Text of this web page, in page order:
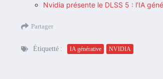
Nvidia présente le DLSS 5 : l’IA
Partager
Étiquetté : IA générative NVIDIA